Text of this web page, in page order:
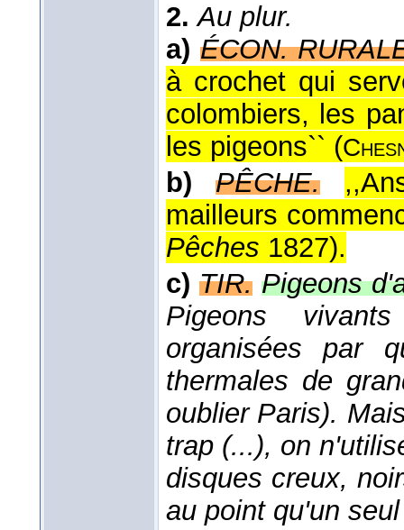
2. Au plur.
a) ÉCON.
à crochet qui
colombiers, les
les pigeons`` (
b) PÊCHE.
mailleurs
Pêches 1827).
c) TIR. Pigeons
Pigeons
organisées par
thermales de
oublier Paris).
trap (...), on
disques creux,
au point qu'un